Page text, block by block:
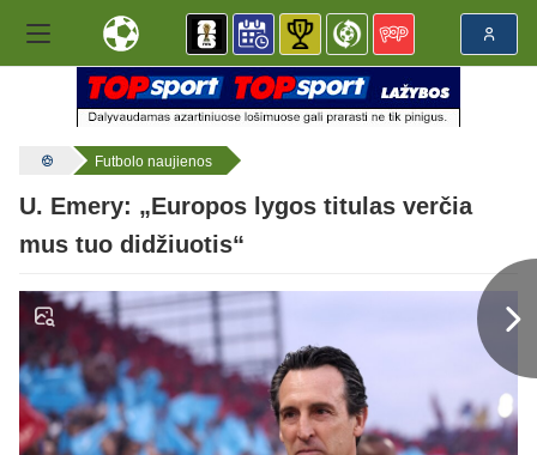
Futbolo naujienos
U. Emery: „Europos lygos titulas verčia
mus tuo didžiuotis“